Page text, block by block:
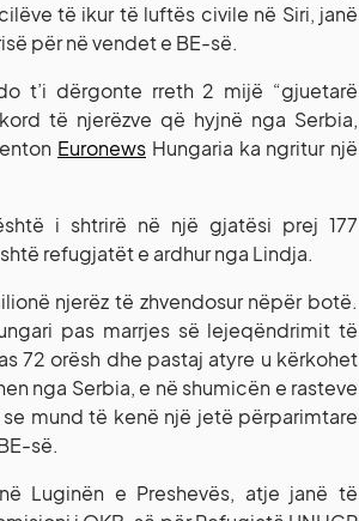
të ikur të luftës civile në Siri, janë
për në vendet e BE-së.
t’i dërgonte rreth 2 mijë “gjuetarë
të njerëzve që hyjnë nga Serbia,
Euronews Hungaria ka ngritur një
i shtrirë në një gjatësi prej 177
refugjatët e ardhur nga Lindja.
njerëz të zhvendosur nëpër botë.
pas marrjes së lejeqëndrimit të
72 orësh dhe pastaj atyre u kërkohet
nga Serbia, e në shumicën e rasteve
mund të kenë një jetë përparimtare
së.
Luginën e Preshevës, atje janë të